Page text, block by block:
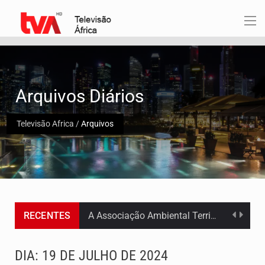
Televisão Africa /Arquivos
Arquivos Diários
RECENTES Os jovens da Ribeira das Patas, em Santo Antão, pediram esta quinta feira maior celeridade…
DIA: 19 DE JULHO DE 2024